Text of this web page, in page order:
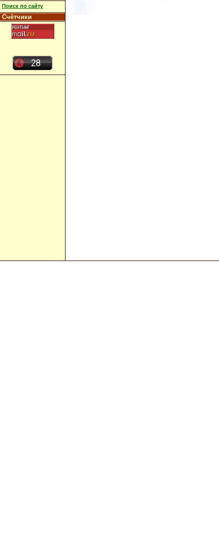
Поиск по сайту
Счётчики